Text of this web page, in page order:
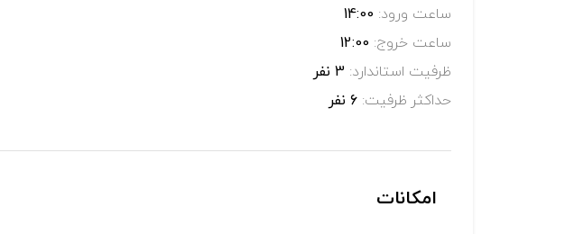
ساعت ورود:
ساعت خروج:
ظرفیت استاندارد:
حداکثر ظرفیت:
امکانات